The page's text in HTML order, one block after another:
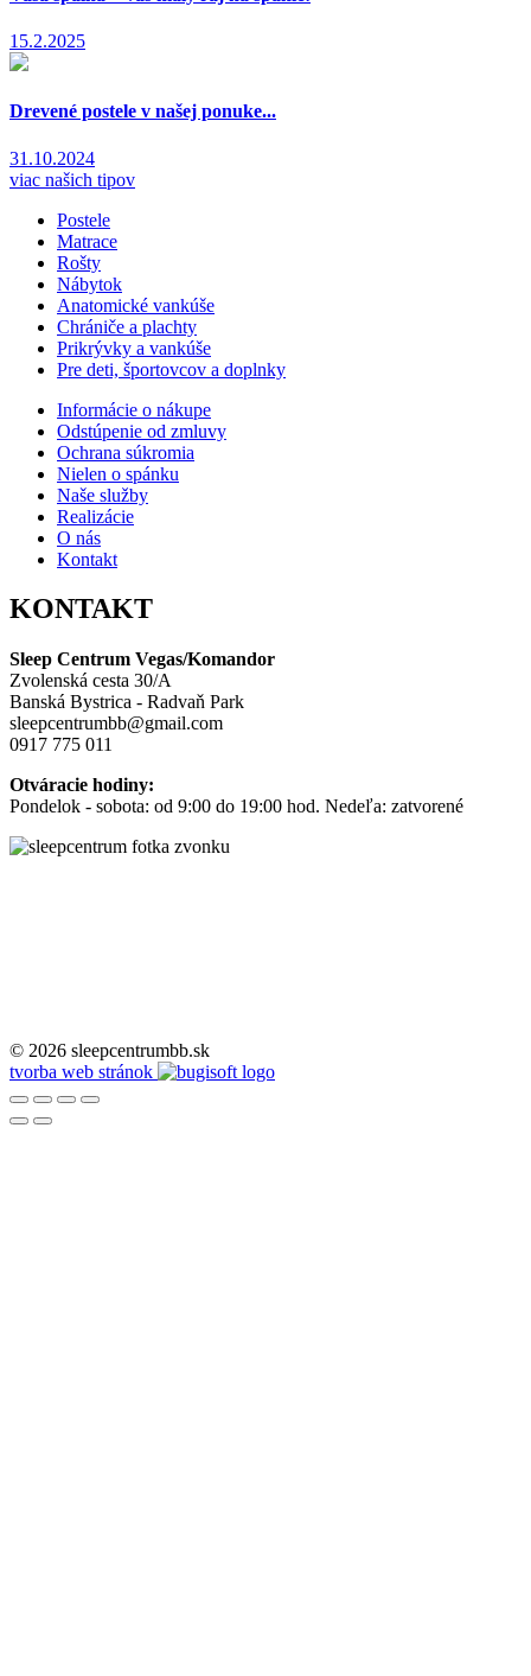
15.2.2025
Drevené postele v našej ponuke...
31.10.2024
viac našich tipov
Postele
Matrace
Rošty
Nábytok
Anatomické vankúše
Chrániče a plachty
Prikrývky a vankúše
Pre deti, športovcov a doplnky
Informácie o nákupe
Odstúpenie od zmluvy
Ochrana súkromia
Nielen o spánku
Naše služby
Realizácie
O nás
Kontakt
KONTAKT
Sleep Centrum Vegas/Komandor
Zvolenská cesta 30/A
Banská Bystrica - Radvaň Park
sleepcentrumbb@gmail.com
0917 775 011
Otváracie hodiny:
Pondelok - sobota: od 9:00 do 19:00 hod. Nedeľa: zatvorené
© 2026 sleepcentrumbb.sk
tvorba web stránok